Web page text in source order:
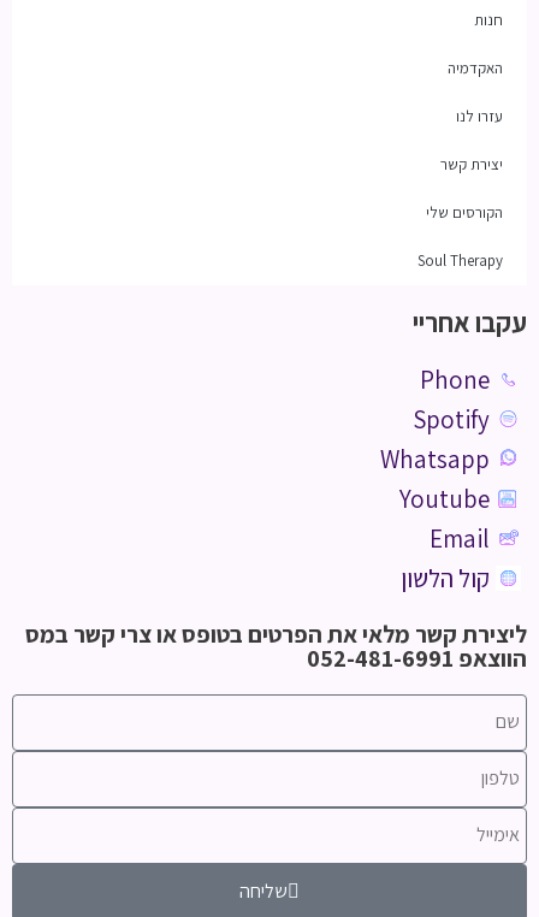
חנות
האקדמיה
עזרו לנו
יצירת קשר
הקורסים שלי
Soul Therapy
עקבו אחריי
Phone
Spotify
Whatsapp
Youtube
Email
קול הלשון
ליצירת קשר מלאי את הפרטים בטופס או צרי קשר במס
הווצאפ 052-481-6991
שליחה